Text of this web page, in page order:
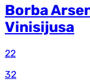
Borba
Vinisijusa
22
32